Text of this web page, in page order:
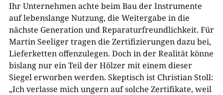
Ihr Unternehmen achte beim Bau der Instrumente
auf lebenslange Nutzung, die Weitergabe in die
nächste Generation und Reparaturfreundlichkeit. Für
Martin Seeliger tragen die Zertifizierungen dazu bei,
Lieferketten offenzulegen. Doch in der Realität könne
bislang nur ein Teil der Hölzer mit einem dieser
Siegel erworben werden. Skeptisch ist Christian Stoll:
„Ich verlasse mich ungern auf solche Zertifikate, weil